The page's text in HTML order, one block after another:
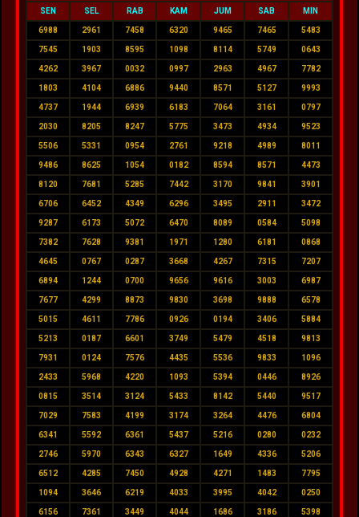
SEN SEL RAB KAM JUM SAB MIN
6988 2961 7458 6320 9465 7465 5483
7545 1903 8595 1098 8114 5749 0643
4262 3967 0032 0997 2963 4967 7782
1803 4104 6886 9440 8571 5127 9993
4737 1944 6939 6183 7064 3161 0797
2030 8205 8247 5775 3473 4934 9523
5506 5331 0954 2761 9218 4989 8011
9486 8625 1054 0182 8594 8571 4473
8120 7681 5285 7442 3170 9841 3901
6706 6452 4349 6296 3495 2911 3472
9287 6173 5072 6470 8089 0584 5098
7382 7628 9381 1971 1280 6181 0868
4645 0767 0287 3668 4267 7315 7207
6894 1244 0700 9656 9616 3003 6987
7677 4299 8873 9830 3698 9888 6578
5015 4611 7786 0926 0194 3406 5884
5213 0187 6601 3749 5479 4518 9813
7931 0124 7576 4435 5536 9833 1096
2433 5968 4220 1093 5394 0446 8926
0815 3514 3124 5433 8142 5440 9517
7029 7583 4199 3174 3264 4476 6804
6341 5592 6361 5437 5216 0280 0232
2746 5970 6343 6327 1649 4336 5206
6512 4285 7450 4928 4271 1483 7795
1094 3646 6219 4033 3995 4042 0250
6156 7361 3449 4044 1686 3186 5398